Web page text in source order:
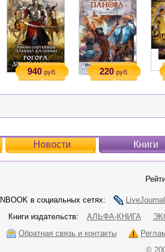
940 руб. 220 руб.
Новости Книги
в социальных сетях:
LiveJournal
Книги издательств:
АЛЬФА-КНИГА
Обратная связь и контакты
©